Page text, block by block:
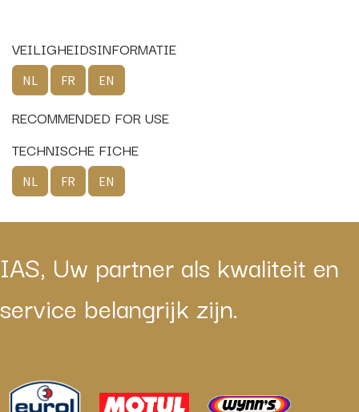
VEILIGHEIDSINFORMATIE
NL FR EN
RECOMMENDED FOR USE
TECHNISCHE FICHE
NL FR EN
IAS, Uw partner als kwaliteit en
service belangrijk zijn.